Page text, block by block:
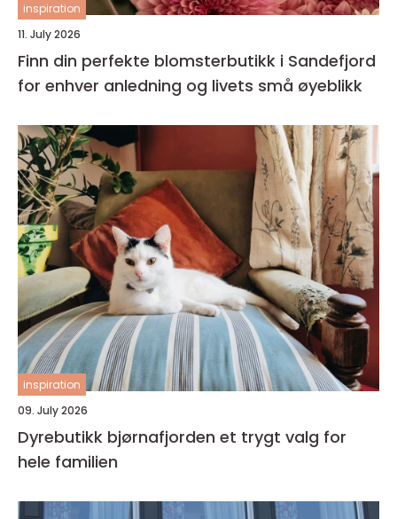
inspiration
11. July 2026
Finn din perfekte blomsterbutikk i Sandefjord
for enhver anledning og livets små øyeblikk
inspiration
09. July 2026
Dyrebutikk bjørnafjorden et trygt valg for
hele familien